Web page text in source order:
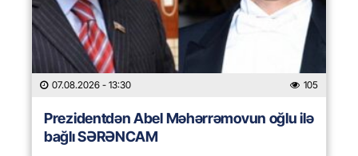
07.08.2026 - 13:30 105
Prezidentdən Abel Məhərrəmovun oğlu ilə
bağlı SƏRƏNCAM